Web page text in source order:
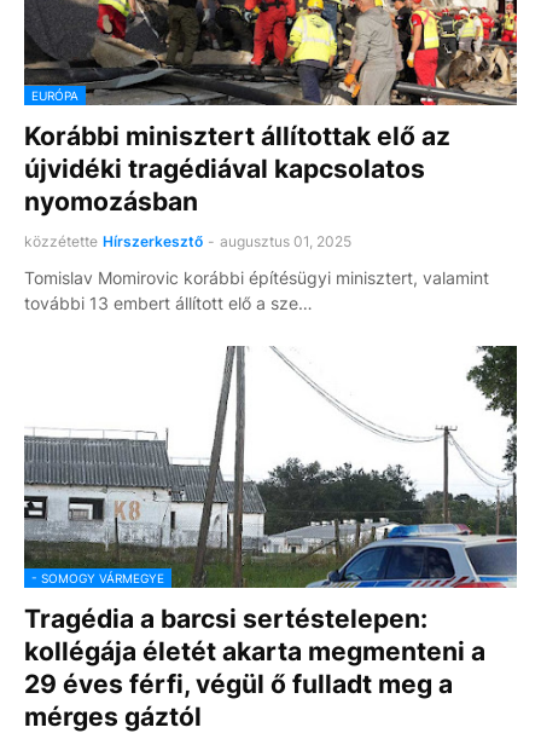
EURÓPA
Korábbi minisztert állítottak elő az
újvidéki tragédiával kapcsolatos
nyomozásban
közzétette Hírszerkesztő - augusztus 01, 2025
Tomislav Momirovic korábbi építésügyi minisztert, valamint
további 13 embert állított elő a sze…
- SOMOGY VÁRMEGYE
Tragédia a barcsi sertéstelepen:
kollégája életét akarta megmenteni a
29 éves férfi, végül ő fulladt meg a
mérges gáztól